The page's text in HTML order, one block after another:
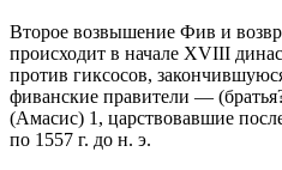
Второе возвышение Фив и
происходит в начале XVIII
против гиксосов,
фиванские правители —
(Амасис) 1, царствовавшие
по 1557 г. до н. э.